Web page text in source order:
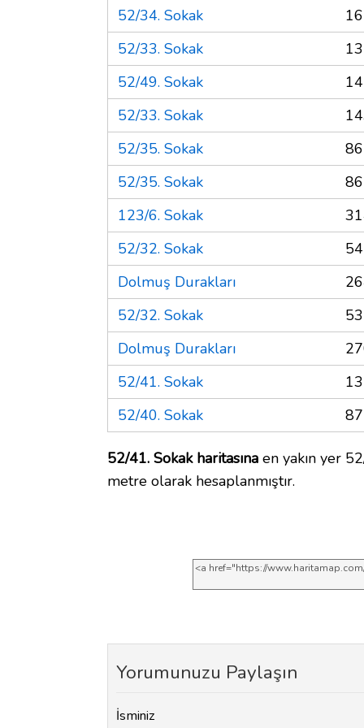
52/34. Sokak
52/33. Sokak
52/49. Sokak
52/33. Sokak
52/35. Sokak
52/35. Sokak
123/6. Sokak
52/32. Sokak
Dolmuş Durakları
52/32. Sokak
Dolmuş Durakları
52/41. Sokak
52/40. Sokak
52/41. Sokak haritasına en yakın yer
metre olarak hesaplanmıştır.
Yorumunuzu Paylaşın
İsminiz